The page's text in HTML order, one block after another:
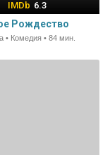
6.3
Рождество
• Комедия • 84 мин.